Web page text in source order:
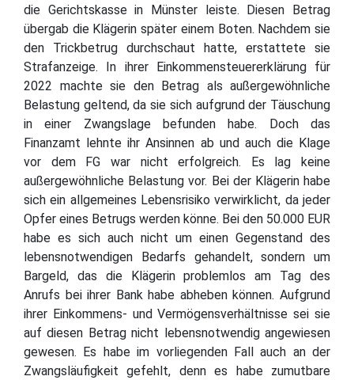
die Gerichtskasse in Münster leiste. Diesen Betrag
übergab die Klägerin später einem Boten. Nachdem sie
den Trickbetrug durchschaut hatte, erstattete sie
Strafanzeige. In ihrer Einkommensteuererklärung für
2022 machte sie den Betrag als außergewöhnliche
Belastung geltend, da sie sich aufgrund der Täuschung
in einer Zwangslage befunden habe. Doch das
Finanzamt lehnte ihr Ansinnen ab und auch die Klage
vor dem FG war nicht erfolgreich. Es lag keine
außergewöhnliche Belastung vor. Bei der Klägerin habe
sich ein allgemeines Lebensrisiko verwirklicht, da jeder
Opfer eines Betrugs werden könne. Bei den 50.000 EUR
habe es sich auch nicht um einen Gegenstand des
lebensnotwendigen Bedarfs gehandelt, sondern um
Bargeld, das die Klägerin problemlos am Tag des
Anrufs bei ihrer Bank habe abheben können. Aufgrund
ihrer Einkommens- und Vermögensverhältnisse sei sie
auf diesen Betrag nicht lebensnotwendig angewiesen
gewesen. Es habe im vorliegenden Fall auch an der
Zwangsläufigkeit gefehlt, denn es habe zumutbare